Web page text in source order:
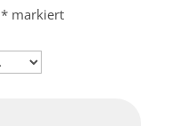
*markiert